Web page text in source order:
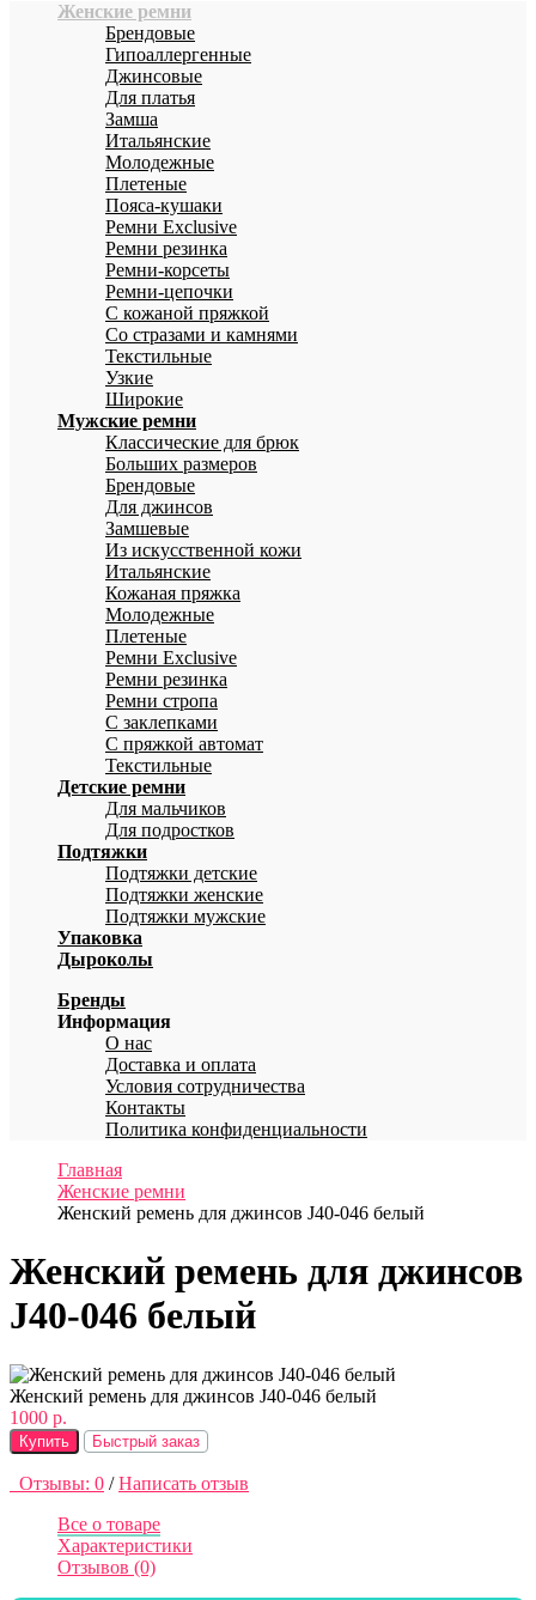
Женские ремни
Брендовые
Гипоаллергенные
Джинсовые
Для платья
Замша
Итальянские
Молодежные
Плетеные
Пояса-кушаки
Ремни Exclusive
Ремни резинка
Ремни-корсеты
Ремни-цепочки
С кожаной пряжкой
Со стразами и камнями
Текстильные
Узкие
Широкие
Мужские ремни
Классические для брюк
Больших размеров
Брендовые
Для джинсов
Замшевые
Из искусственной кожи
Итальянские
Кожаная пряжка
Молодежные
Плетеные
Ремни Exclusive
Ремни резинка
Ремни стропа
С заклепками
С пряжкой автомат
Текстильные
Детские ремни
Для мальчиков
Для подростков
Подтяжки
Подтяжки детские
Подтяжки женские
Подтяжки мужские
Упаковка
Дыроколы
Бренды
Информация
О нас
Доставка и оплата
Условия сотрудничества
Контакты
Политика конфиденциальности
Главная
Женские ремни
Женский ремень для джинсов J40-046 белый
Женский ремень для джинсов
J40-046 белый
Женский ремень для джинсов J40-046 белый
1000 р.
Купить Быстрый заказ
Отзывы: 0 / Написать отзыв
Все о товаре
Характеристики
Отзывов (0)